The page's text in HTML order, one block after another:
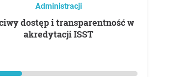
Administracji
akredytacji ISST